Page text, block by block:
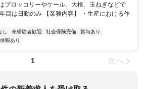
ブロッコリーやケール、大根、玉ねぎなどで
目は日勤のみ 【業務内容】 ・生産における作
未経験者歓迎 社会保険完備
賞与あり
暇あり
1 次へ